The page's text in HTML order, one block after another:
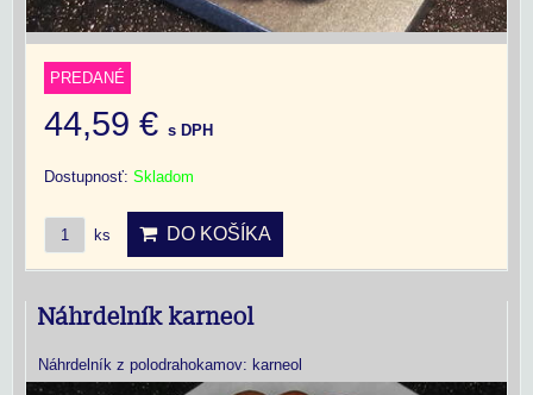
PREDANÉ
44,59 € s DPH
Dostupnosť: Skladom
ks DO KOŠÍKA
Náhrdelník karneol
Náhrdelník z polodrahokamov: karneol